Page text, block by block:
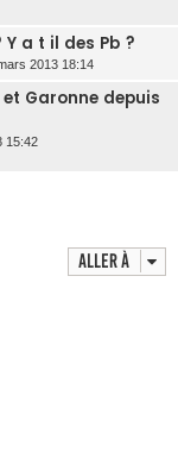
a t il des Pb ?
2013 18:14
Garonne depuis
15:42
Aller à